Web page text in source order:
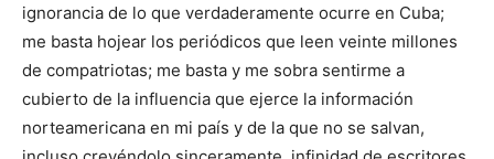
ignorancia de lo que verdaderamente ocurre en Cuba;
me basta hojear los periódicos que leen veinte millones
de compatriotas; me basta y me sobra sentirme a
cubierto de la influencia que ejerce la información
norteamericana en mi país y de la que no se salvan,